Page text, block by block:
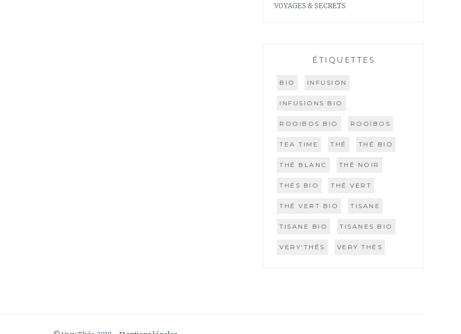
VOYAGES & SECRETS
ÉTIQUETTES
BIO INFUSION
INFUSIONS BIO
ROOIBOS BIO ROOÏBOS
TEA TIME THÉ THÉ BIO
THÉ BLANC THÉ NOIR
THÉS BIO THÉ VERT
THÉ VERT BIO TISANE
TISANE BIO TISANES BIO
VERY'THÉS VERY THÉS